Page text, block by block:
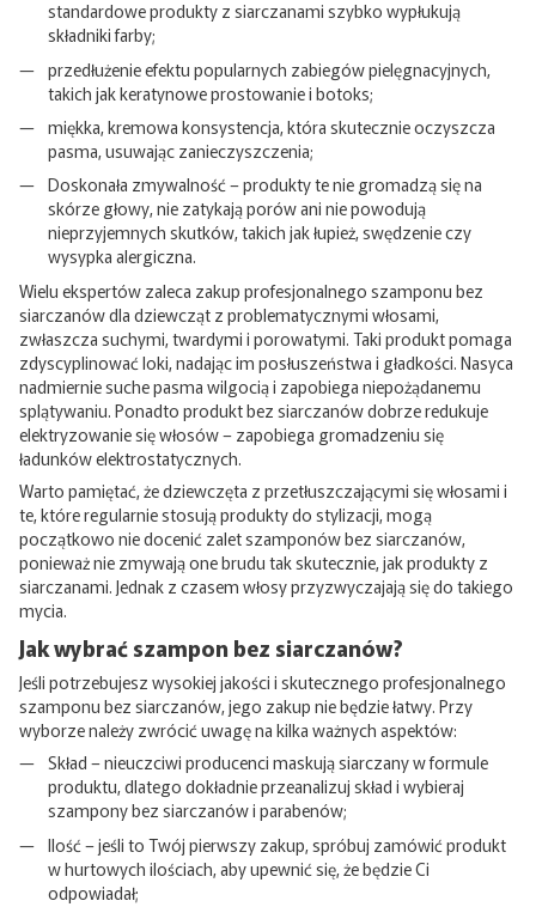
standardowe produkty z siarczanami szybko wypłukują
składniki farby;
przedłużenie efektu popularnych zabiegów pielęgnacyjnych,
takich jak keratynowe prostowanie i botoks;
miękka, kremowa konsystencja, która skutecznie oczyszcza
pasma, usuwając zanieczyszczenia;
Doskonała zmywalność – produkty te nie gromadzą się na
skórze głowy, nie zatykają porów ani nie powodują
nieprzyjemnych skutków, takich jak łupież, swędzenie czy
wysypka alergiczna.
Wielu ekspertów zaleca zakup profesjonalnego szamponu bez
siarczanów dla dziewcząt z problematycznymi włosami,
zwłaszcza suchymi, twardymi i porowatymi. Taki produkt pomaga
zdyscyplinować loki, nadając im posłuszeństwa i gładkości. Nasyca
nadmiernie suche pasma wilgocią i zapobiega niepożądanemu
splątywaniu. Ponadto produkt bez siarczanów dobrze redukuje
elektryzowanie się włosów – zapobiega gromadzeniu się
ładunków elektrostatycznych.
Warto pamiętać, że dziewczęta z przetłuszczającymi się włosami i
te, które regularnie stosują produkty do stylizacji, mogą
początkowo nie docenić zalet szamponów bez siarczanów,
ponieważ nie zmywają one brudu tak skutecznie, jak produkty z
siarczanami. Jednak z czasem włosy przyzwyczajają się do takiego
mycia.
Jak wybrać szampon bez siarczanów?
Jeśli potrzebujesz wysokiej jakości i skutecznego profesjonalnego
szamponu bez siarczanów, jego zakup nie będzie łatwy. Przy
wyborze należy zwrócić uwagę na kilka ważnych aspektów:
Skład – nieuczciwi producenci maskują siarczany w formule
produktu, dlatego dokładnie przeanalizuj skład i wybieraj
szampony bez siarczanów i parabenów;
Ilość – jeśli to Twój pierwszy zakup, spróbuj zamówić produkt
w hurtowych ilościach, aby upewnić się, że będzie Ci
odpowiadał;